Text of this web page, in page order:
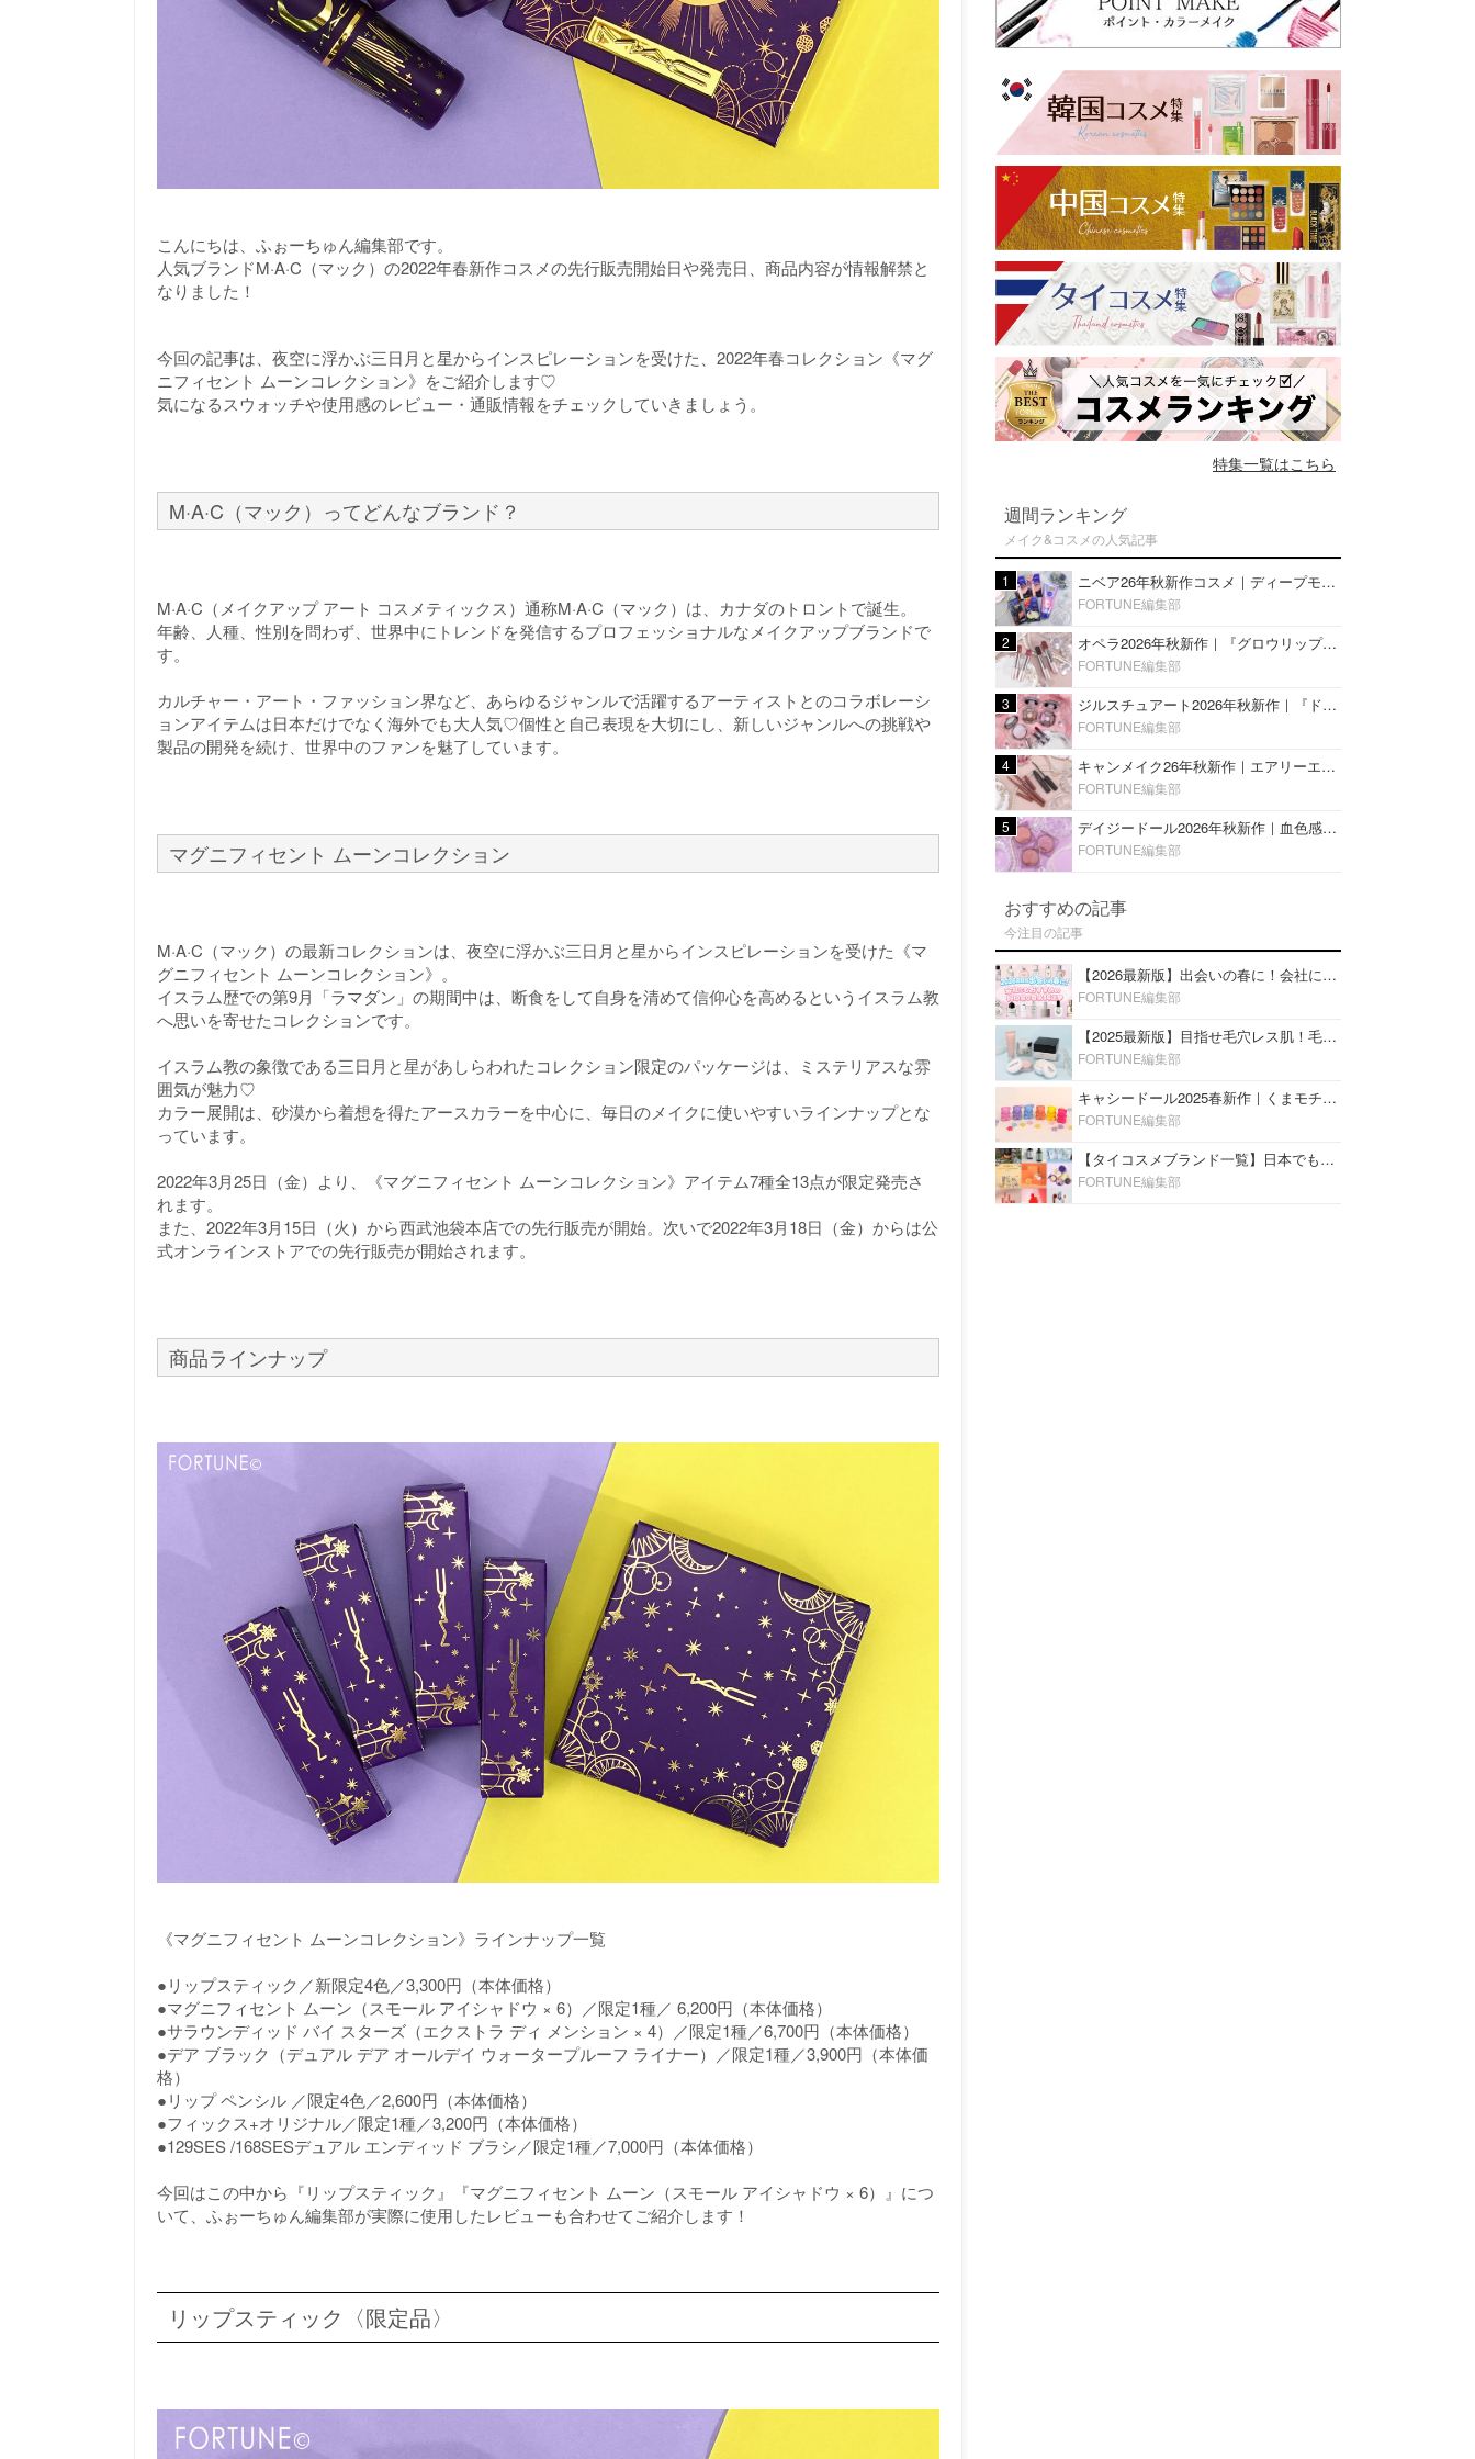
こんにちは、ふぉーちゅん編集部です。
人気ブランドM·A·C（マック）の2022年春新作コスメの先行販売開始日や発売日、商品内容が情報解禁と
なりました！
今回の記事は、夜空に浮かぶ三日月と星からインスピレーションを受けた、2022年春コレクション《マグ
ニフィセント ムーンコレクション》をご紹介します♡
気になるスウォッチや使用感のレビュー・通販情報をチェックしていきましょう。
M·A·C（マック）ってどんなブランド？
M·A·C（メイクアップ アート コスメティックス）通称M·A·C（マック）は、カナダのトロントで誕生。
年齢、人種、性別を問わず、世界中にトレンドを発信するプロフェッショナルなメイクアップブランドで
す。
カルチャー・アート・ファッション界など、あらゆるジャンルで活躍するアーティストとのコラボレーシ
ョンアイテムは日本だけでなく海外でも大人気♡個性と自己表現を大切にし、新しいジャンルへの挑戦や
製品の開発を続け、世界中のファンを魅了しています。
マグニフィセント ムーンコレクション
M·A·C（マック）の最新コレクションは、夜空に浮かぶ三日月と星からインスピレーションを受けた《マ
グニフィセント ムーンコレクション》。
イスラム歴での第9月「ラマダン」の期間中は、断食をして自身を清めて信仰心を高めるというイスラム教
へ思いを寄せたコレクションです。
イスラム教の象徴である三日月と星があしらわれたコレクション限定のパッケージは、ミステリアスな雰
囲気が魅力♡
カラー展開は、砂漠から着想を得たアースカラーを中心に、毎日のメイクに使いやすいラインナップとな
っています。
2022年3月25日（金）より、《マグニフィセント ムーンコレクション》アイテム7種全13点が限定発売さ
れます。
また、2022年3月15日（火）から西武池袋本店での先行販売が開始。次いで2022年3月18日（金）からは公
式オンラインストアでの先行販売が開始されます。
商品ラインナップ
《マグニフィセント ムーンコレクション》ラインナップ一覧
●リップスティック／新限定4色／3,300円（本体価格）
●マグニフィセント ムーン（スモール アイシャドウ × 6）／限定1種／ 6,200円（本体価格）
●サラウンディッド バイ スターズ（エクストラ ディ メンション × 4）／限定1種／6,700円（本体価格）
●デア ブラック（デュアル デア オールデイ ウォータープルーフ ライナー）／限定1種／3,900円（本体価
格）
●リップ ペンシル ／限定4色／2,600円（本体価格）
●フィックス+オリジナル／限定1種／3,200円（本体価格）
●129SES /168SESデュアル エンディッド ブラシ／限定1種／7,000円（本体価格）
今回はこの中から『リップスティック』『マグニフィセント ムーン（スモール アイシャドウ × 6）』につ
いて、ふぉーちゅん編集部が実際に使用したレビューも合わせてご紹介します！
リップスティック〈限定品〉
特集一覧はこちら
週間ランキング
メイク&コスメの人気記事
1 ニベア26年秋新作コスメ｜ディープモイスチャーリップの美容液タイプや2in1ボディクリームスクラブも
FORTUNE編集部
2 オペラ2026年秋新作｜『グロウリップティント』の新色・限定色はローズジャムカラー♡全4色をレビュー
FORTUNE編集部
3 ジルスチュアート2026年秋新作｜『ドレスドブルーム アイズ』新色や限定ハイライト・リップをレビュー
FORTUNE編集部
4 キャンメイク26年秋新作｜エアリーエクステンションライナー＆カールスナイパーマスカラ新色をレビュー
FORTUNE編集部
5 デイジードール2026年秋新作｜血色感が可愛い♡『パウダー ブラッシュ ブルーム』新3色をレビュー
FORTUNE編集部
おすすめの記事
今注目の記事
【2026最新版】出会いの春に！会社にもおすすめの好印象な香水14選♡ビジネスの場での香水マナーも
FORTUNE編集部
【2025最新版】目指せ毛穴レス肌！毛穴を埋めて隠す「おすすめ部分用下地＆プライマー」ランキング♡
FORTUNE編集部
キャシードール2025春新作｜くまモチーフのミニリップ「シャイニーベア リップモイスト」をレビュー♡
FORTUNE編集部
【タイコスメブランド一覧】日本でも人気沸騰中の“タイコスメ”ブランド20選！
FORTUNE編集部